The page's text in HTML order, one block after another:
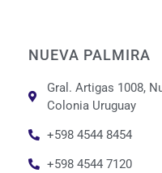
NUEVA PALMIRA
Gral. Artigas 1008,
Colonia Uruguay
+598 4544 8454
+598 4544 7120